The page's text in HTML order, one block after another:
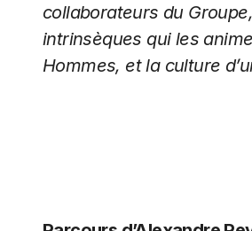
collaborateurs du
intrinsèques qui les
Hommes, et la culture